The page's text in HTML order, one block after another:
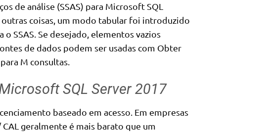
de análise (SSAS) para Microsoft SQL
coisas, um modo tabular foi introduzido
SSAS. Se desejado, elementos vazios
de dados podem ser usadas com Obter
M consultas.
SQL Server 2017
baseado em acesso. Em empresas
geralmente é mais barato que um